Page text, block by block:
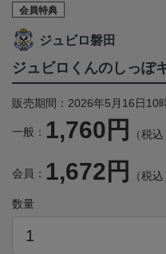
会員特典
ジュビロ磐田
ジュビロくんのしっぽ
販売期間：2026年5月16日10
一般： 1,760円 （税込
会員： 1,672円 （税込
数量